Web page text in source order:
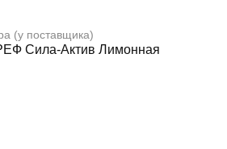
(у поставщика)
Сила-Актив Лимонная